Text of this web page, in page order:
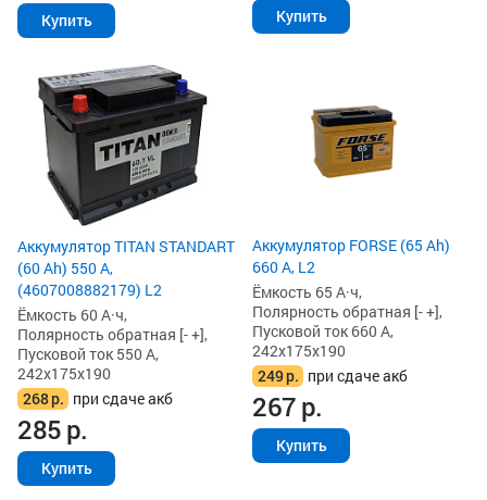
Купить Купить
Аккумулятор TITAN STANDART
(60 Ah) 550 А,
(4607008882179) L2
Ёмкость 60 А·ч,
Полярность обратная [- +],
Пусковой ток 550 А,
242x175x190
268р. при сдаче акб
285р.
Купить
Аккумулятор FORSE (65 Ah)
660 А, L2
Ёмкость 65 А·ч,
Полярность обратная [- +],
Пусковой ток 660 А,
242x175x190
249р. при сдаче акб
267р.
Купить